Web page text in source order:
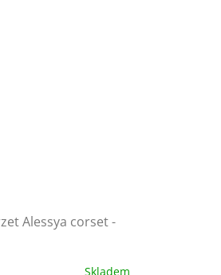
Alessya corset -
Skladem